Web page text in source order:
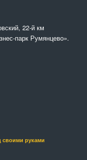
22-й км
парк Румянцево».
своими руками